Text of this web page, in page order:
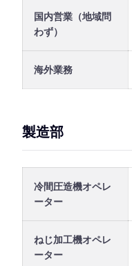
国内営業（地域問
わず）
海外業務
製造部
冷間圧造機オペレ
ーター
ねじ加工機オペレ
ーター